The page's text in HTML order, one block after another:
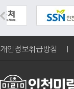
개인정보취급방침